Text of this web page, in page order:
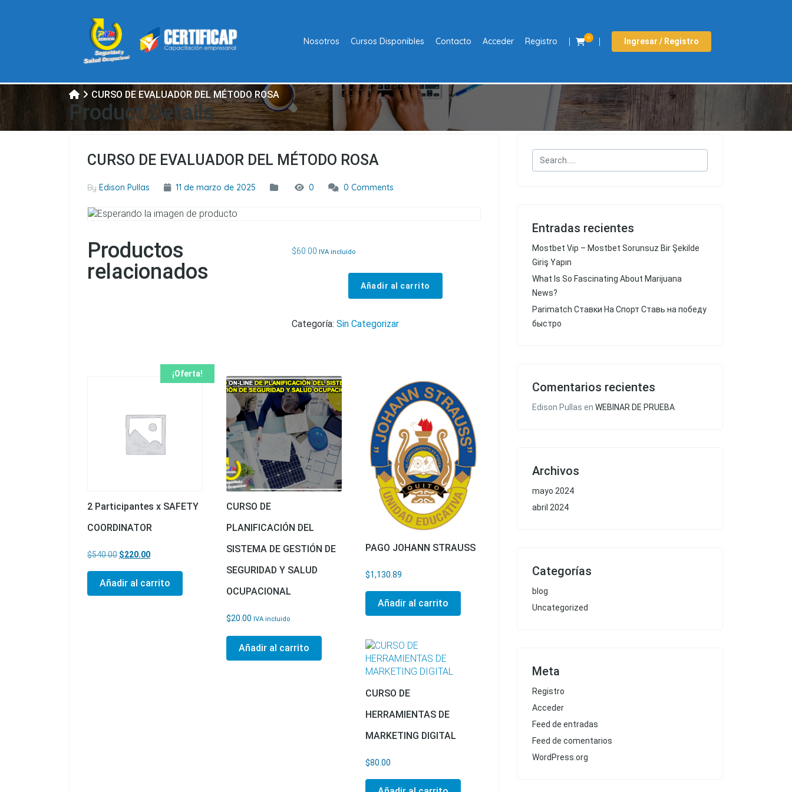
Nosotros Cursos Disponibles Contacto Acceder Registro 0 Ingresar / Registro
CURSO DE EVALUADOR DEL MÉTODO ROSA
Product Details
CURSO DE EVALUADOR DEL MÉTODO ROSA
By Edison Pullas 11 de marzo de 2025 0 0 Comments
$60.00 IVA incluido
Añadir al carrito
Categoría:Sin Categorizar
Productos
relacionados
¡Oferta!
2 Participantes x SAFETY
COORDINATOR
$540.00 El precio original era: $540.00.
$220.00El precio actual es: $220.00.
Añadir al carrito
CURSO DE
PLANIFICACIÓN DEL
SISTEMA DE GESTIÓN DE
SEGURIDAD Y SALUD
OCUPACIONAL
$20.00 IVA incluido
Añadir al carrito
PAGO JOHANN STRAUSS
$1,130.89
Añadir al carrito
CURSO DE
HERRAMIENTAS DE
MARKETING DIGITAL
$80.00
Entradas recientes
Mostbet Vip – Mostbet Sorunsuz Bir Şekilde
Giriş Yapın
What Is So Fascinating About Marijuana
News?
Parimatch Ставки На Спорт Ставь на победу
быстро
Comentarios recientes
Edison Pullas en WEBINAR DE PRUEBA
Archivos
mayo 2024
abril 2024
Categorías
blog
Uncategorized
Meta
Registro
Acceder
Feed de entradas
Feed de comentarios
WordPress.org